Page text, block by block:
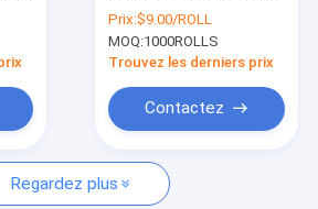
CHAUD POUR LE PAPIER
CHAUD POUR LE PLASTIQUE
matériaux de point
de vente
Prix:$9.00/ROLL
MOQ:1000ROLLS
Trouvez les derniers prix
Contactez
Regardez plus